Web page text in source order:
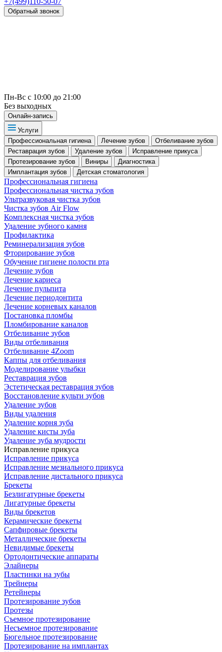
Обратный звонок
Пн-Вс с 10:00 до 21:00
Без выходных
Онлайн-запись
Услуги
Профессиональная гигиена
Лечение зубов
Отбеливание зубов
Реставрация зубов
Удаление зубов
Исправление прикуса
Протезирование зубов
Виниры
Диагностика
Имплантация зубов
Детская стоматология
Профессиональная гигиена
Профессиональная чистка зубов
Ультразвуковая чистка зубов
Чистка зубов Air Flow
Комплексная чистка зубов
Удаление зубного камня
Профилактика
Реминерализация зубов
Фторирование зубов
Обучение гигиене полости рта
Лечение зубов
Лечение кариеса
Лечение пульпита
Лечение периодонтита
Лечение корневых каналов
Постановка пломбы
Пломбирование каналов
Отбеливание зубов
Виды отбеливания
Отбеливание 4Zoom
Каппы для отбеливания
Моделирование улыбки
Реставрация зубов
Эстетическая реставрация зубов
Восстановление культи зубов
Удаление зубов
Виды удаления
Удаление корня зуба
Удаление кисты зуба
Удаление зуба мудрости
Исправление прикуса
Исправление прикуса
Исправление мезиального прикуса
Исправление дистального прикуса
Брекеты
Безлигатурные брекеты
Лигатурные брекеты
Виды брекетов
Керамические брекеты
Сапфировые брекеты
Металлические брекеты
Невидимые брекеты
Ортодонтические аппараты
Элайнеры
Пластинки на зубы
Трейнеры
Ретейнеры
Протезирование зубов
Протезы
Съемное протезирование
Несъемное протезирование
Бюгельное протезирование
Протезирование на имплантах